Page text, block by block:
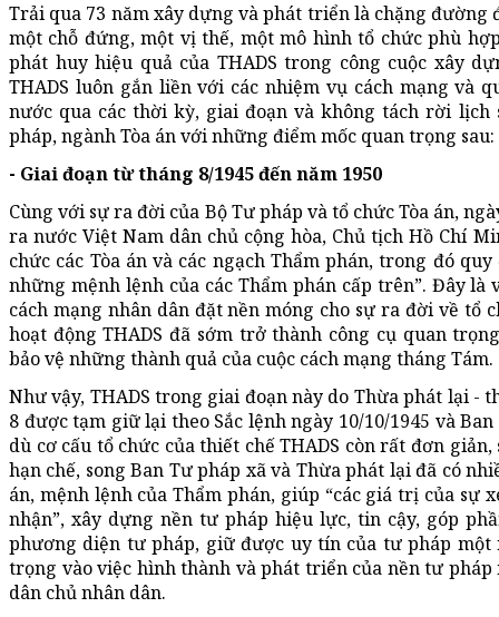
Trải qua 73 năm xây dựng và phát triển là chặng đường
một chỗ đứng, một vị thế, một mô hình tổ chức phù
phát huy hiệu quả của THADS trong công cuộc xây
THADS luôn gắn liền với các nhiệm vụ cách mạng và
nước qua các thời kỳ, giai đoạn và không tách rời
pháp, ngành Tòa án với những điểm mốc quan trọng sau:
- Giai đoạn từ tháng 8/1945 đến năm 1950
Cùng với sự ra đời của Bộ Tư pháp và tổ chức Tòa án,
ra nước Việt Nam dân chủ cộng hòa, Chủ tịch Hồ Chí
chức các Tòa án và các ngạch Thẩm phán, trong đó
những mệnh lệnh của các Thẩm phán cấp trên”. Đây
cách mạng nhân dân đặt nền móng cho sự ra đời về tổ
hoạt động THADS đã sớm trở thành công cụ quan
bảo vệ những thành quả của cuộc cách mạng tháng Tám.
Như vậy, THADS trong giai đoạn này do Thừa phát lại -
8 được tạm giữ lại theo Sắc lệnh ngày 10/10/1945 và
dù cơ cấu tổ chức của thiết chế THADS còn rất đơn
hạn chế, song Ban Tư pháp xã và Thừa phát lại đã có
án, mệnh lệnh của Thẩm phán, giúp “các giá trị của sự
nhận”, xây dựng nền tư pháp hiệu lực, tin cậy, góp
phương diện tư pháp, giữ được uy tín của tư pháp một
trọng vào việc hình thành và phát triển của nền tư
dân chủ nhân dân.